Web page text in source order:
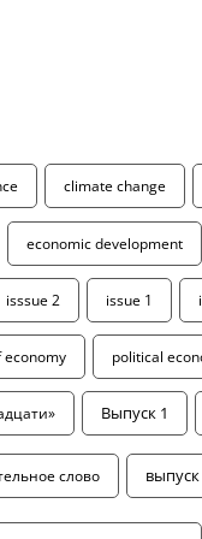
climate change
economic development
isssue 2 issue 1
economy political
Выпуск 1
слово выпуск